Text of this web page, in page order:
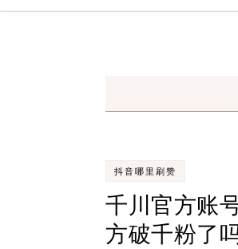
抖音哪里刷赞
千川官方账
方破千粉了